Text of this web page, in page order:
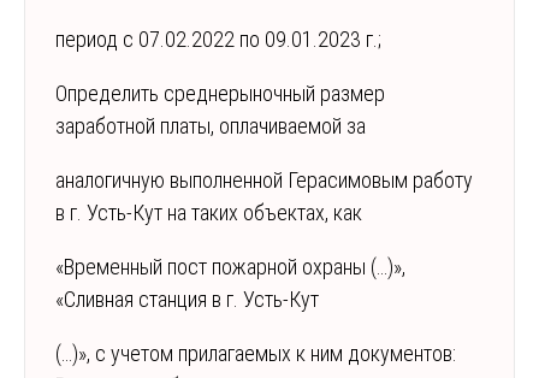
период с 07.02.2022 по 09.01.2023 г.;
Определить среднерыночный размер
заработной платы, оплачиваемой за
аналогичную выполненной Герасимовым работу
в г. Усть-Кут на таких объектах, как
«Временный пост пожарной охраны (…)»,
«Сливная станция в г. Усть-Кут
(…)», с учетом прилагаемых к ним документов: